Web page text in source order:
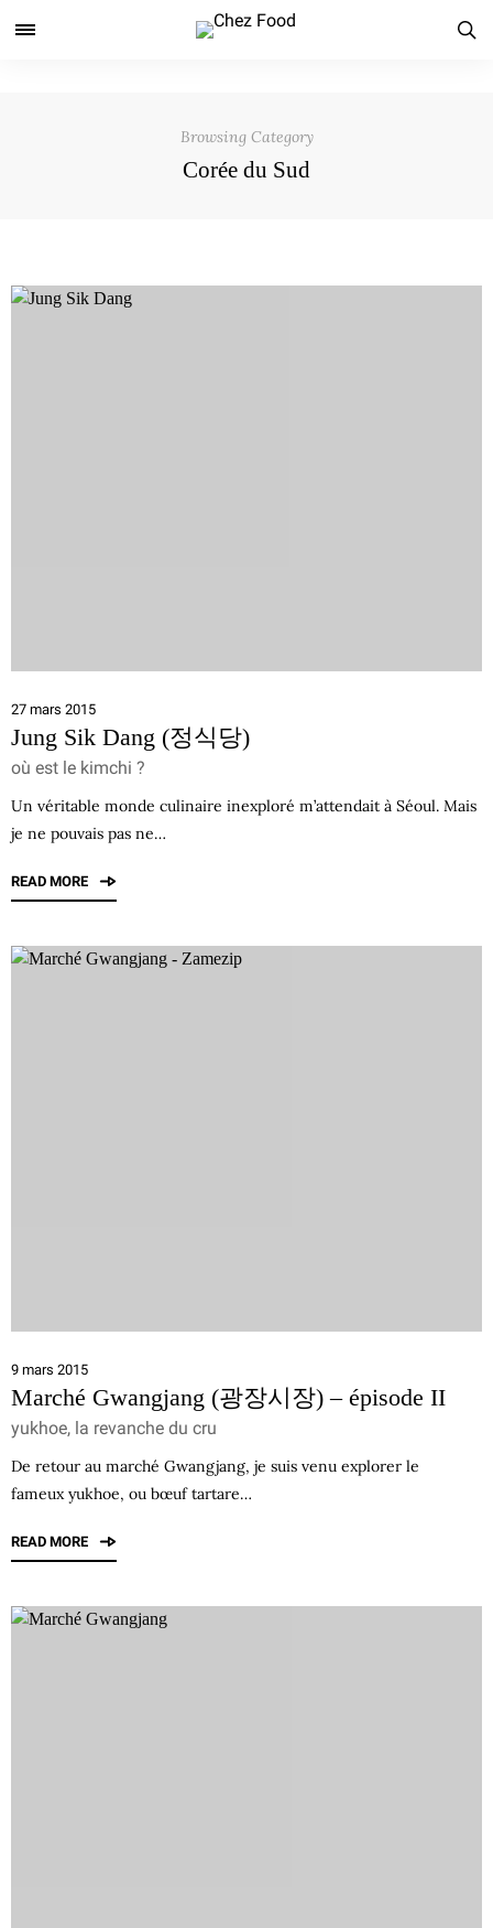
Browsing Category
Corée du Sud
27 mars 2015
Jung Sik Dang (정식당)
où est le kimchi ?
Un véritable monde culinaire inexploré m’attendait à Séoul. Mais
je ne pouvais pas ne…
READ MORE
9 mars 2015
Marché Gwangjang (광장시장) – épisode II
yukhoe, la revanche du cru
De retour au marché Gwangjang, je suis venu explorer le
fameux yukhoe, ou bœuf tartare…
READ MORE